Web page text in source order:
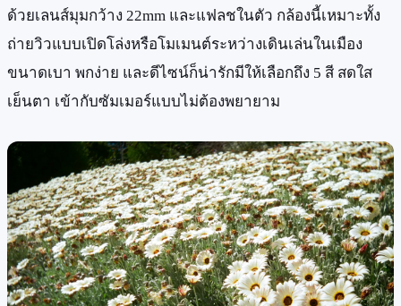
ด้วยเลนส์มุมกว้าง 22mm และแฟลชในตัว กล้องนี้เหมาะทั้ง
ถ่ายวิวแบบเปิดโล่งหรือโมเมนต์ระหว่างเดินเล่นในเมือง
ขนาดเบา พกง่าย และดีไซน์ก็น่ารักมีให้เลือกถึง 5 สี สดใส
เย็นตา เข้ากับซัมเมอร์แบบไม่ต้องพยายาม